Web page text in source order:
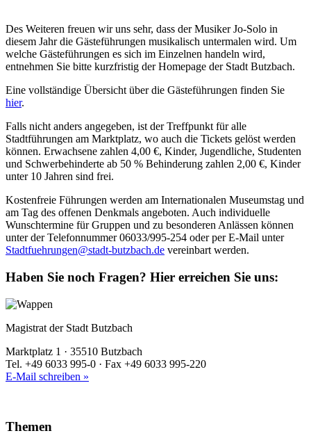
Des Weiteren freuen wir uns sehr, dass der Musiker Jo-Solo in
diesem Jahr die Gästeführungen musikalisch untermalen wird. Um
welche Gästeführungen es sich im Einzelnen handeln wird,
entnehmen Sie bitte kurzfristig der Homepage der Stadt Butzbach.
Eine vollständige Übersicht über die Gästeführungen finden Sie
hier.
Falls nicht anders angegeben, ist der Treffpunkt für alle
Stadtführungen am Marktplatz, wo auch die Tickets gelöst werden
können. Erwachsene zahlen 4,00 €, Kinder, Jugendliche, Studenten
und Schwerbehinderte ab 50 % Behinderung zahlen 2,00 €, Kinder
unter 10 Jahren sind frei.
Kostenfreie Führungen werden am Internationalen Museumstag und
am Tag des offenen Denkmals angeboten. Auch individuelle
Wunschtermine für Gruppen und zu besonderen Anlässen können
unter der Telefonnummer 06033/995-254 oder per E-Mail unter
Stadtfuehrungen@stadt-butzbach.de vereinbart werden.
Haben Sie noch Fragen? Hier erreichen Sie uns:
Magistrat der Stadt Butzbach
Marktplatz 1 · 35510 Butzbach
Tel. +49 6033 995-0 · Fax +49 6033 995-220
E-Mail schreiben »
Themen